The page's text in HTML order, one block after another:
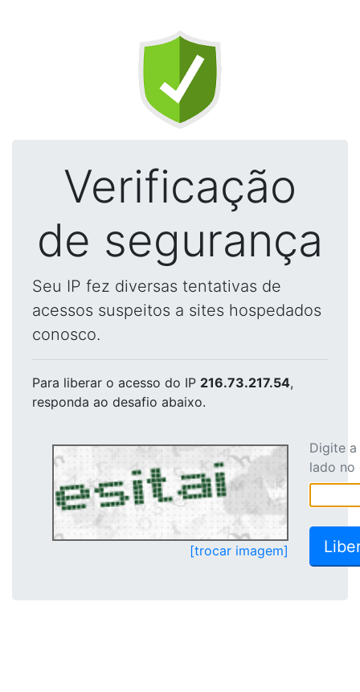
Verificação
de segurança
Seu IP fez diversas tentativas de
acessos suspeitos a sites hospedados
conosco.
Para liberar o acesso do IP 216.73.217.54,
responda ao desafio abaixo.
[trocar imagem]
Digite
lado no